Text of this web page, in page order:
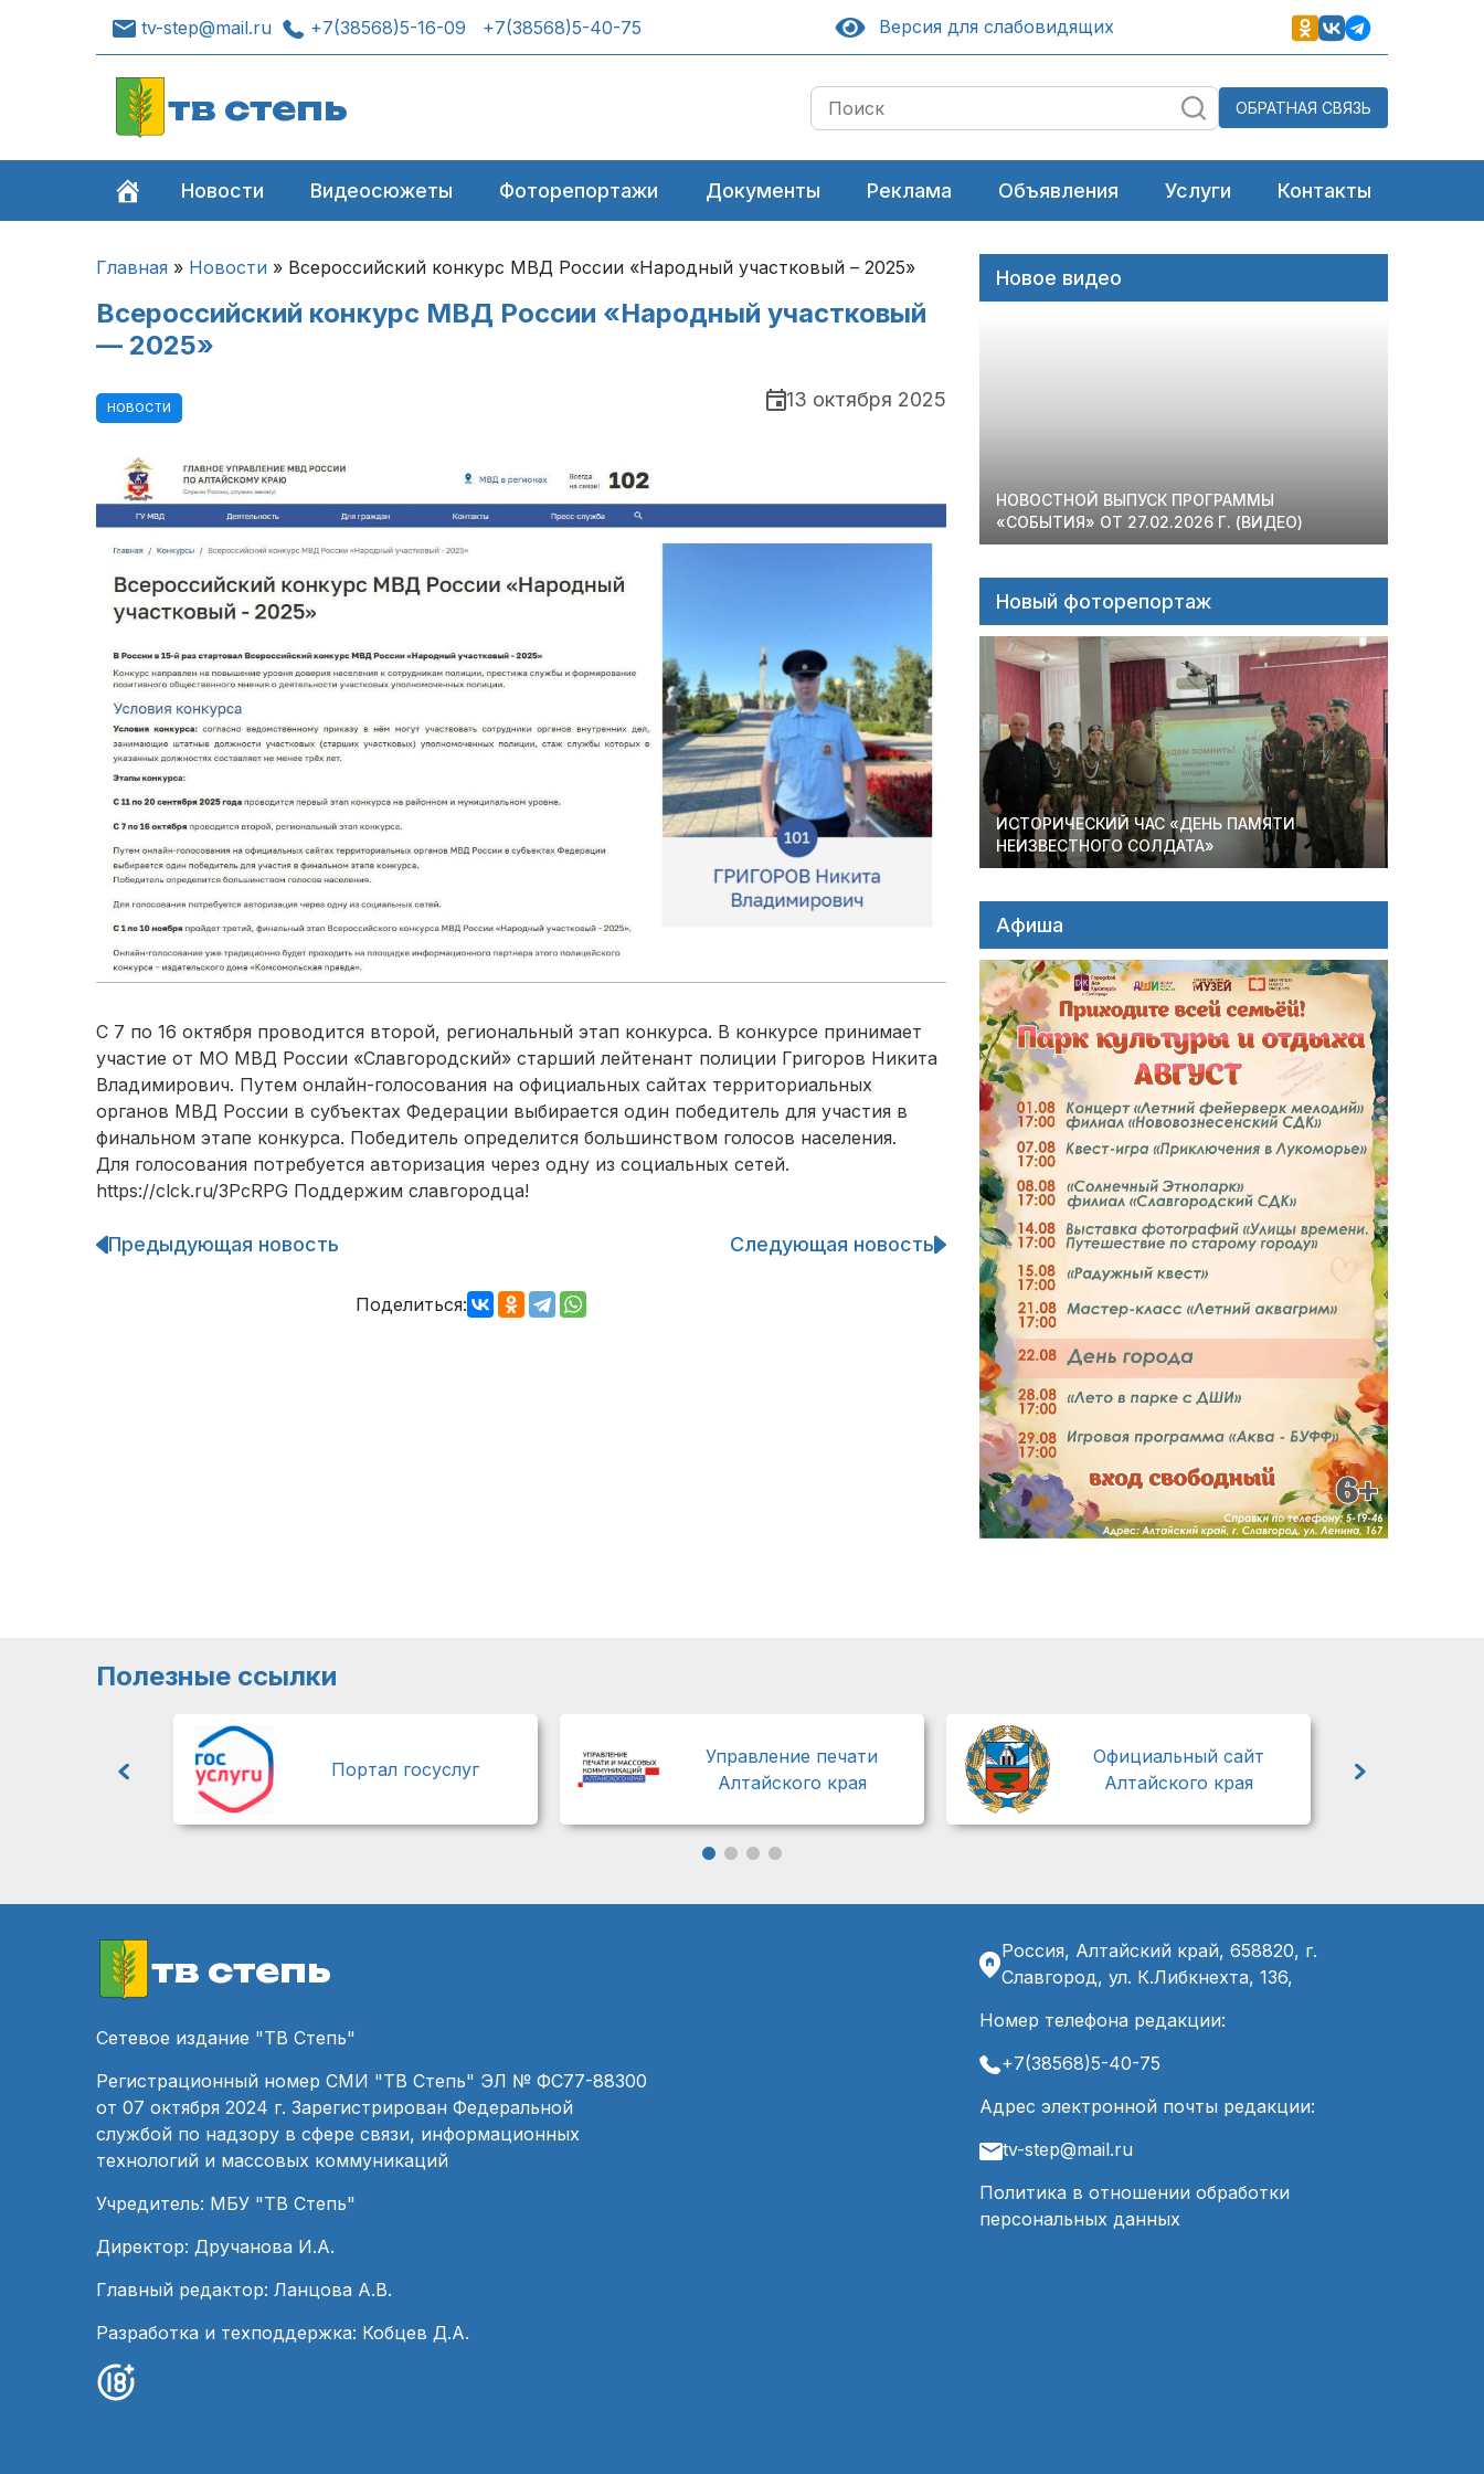
tv-step@mail.ru +7(38568)5-16-09 +7(38568)5-40-75 Версия для слабовидящих
тв степь ОБРАТНАЯ СВЯЗЬ
Новости Видеосюжеты Фоторепортажи Документы Реклама Объявления Услуги Контакты
Главная » Новости » Всероссийский конкурс МВД России «Народный участковый – 2025»
Всероссийский конкурс МВД России «Народный участковый
— 2025»
НОВОСТИ 13 октября 2025
С 7 по 16 октября проводится второй, региональный этап конкурса. В конкурсе принимает
участие от МО МВД России «Славгородский» старший лейтенант полиции Григоров Никита
Владимирович. Путем онлайн-голосования на официальных сайтах территориальных
органов МВД России в субъектах Федерации выбирается один победитель для участия в
финальном этапе конкурса. Победитель определится большинством голосов населения.
Для голосования потребуется авторизация через одну из социальных сетей.
https://clck.ru/3PcRPG Поддержим славгородца!
Навигация
Предыдующая новость Следующая новость
Поделиться:
Новое видео
НОВОСТНОЙ ВЫПУСК ПРОГРАММЫ
«СОБЫТИЯ» ОТ 27.02.2026 Г. (ВИДЕО)
Новый фоторепортаж
ИСТОРИЧЕСКИЙ ЧАС «ДЕНЬ ПАМЯТИ
НЕИЗВЕСТНОГО СОЛДАТА»
Афиша
Полезные ссылки
Портал госуслуг
Управление печати
Алтайского края
Официальный сайт
Алтайского края
тв степь
Сетевое издание "ТВ Степь"
Регистрационный номер СМИ "ТВ Степь" ЭЛ № ФС77-88300
от 07 октября 2024 г. Зарегистрирован Федеральной
службой по надзору в сфере связи, информационных
технологий и массовых коммуникаций
Учредитель: МБУ "ТВ Степь"
Директор: Дручанова И.А.
Главный редактор: Ланцова А.В.
Разработка и техподдержка: Кобцев Д.А.
Россия, Алтайский край, 658820, г.
Славгород, ул. К.Либкнехта, 136,
Номер телефона редакции:
+7(38568)5-40-75
Адрес электронной почты редакции:
tv-step@mail.ru
Политика в отношении обработки
персональных данных